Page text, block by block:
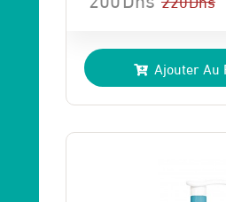
prix
initial
était :
220 Dhs.
prix
actuel
est :
200 Dhs.
Ajouter Au